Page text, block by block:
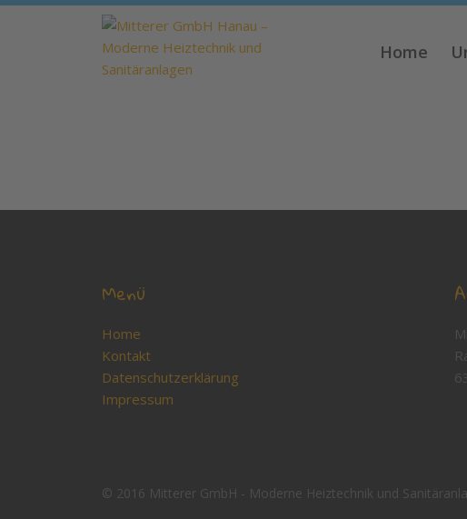
Home
Referenzen
Menü
Home
Kontakt
Datenschutzerklärung
Impressum
© 2016 Mitterer GmbH - Moderne Heiztechnik und